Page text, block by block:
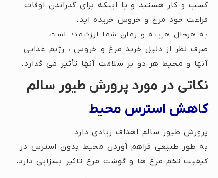
کسب و کار هستید و یا اینکه برای گذراندن اوقات
فراغت خود مرغ و خروس خریده اید.
به هرحال هزینه و زمان شما ارزشمند است.
صرف نظر از دلیل خرید مرغ و خروس ، رژیم غذایی
آنها و محیط هر دو بر سلامت آنها تأثیر می گذارد.
نکاتی در مورد پرورش طیور سالم
کاهش استرس محیط
پرورش طیور سالم اهداف زیادی دارد.
به طور طبیعی فراهم آوردن محیط بدون استرس در
کیفیت تخم مرغ ها و گوشت مرغ تاثیر بسزایی دارد.